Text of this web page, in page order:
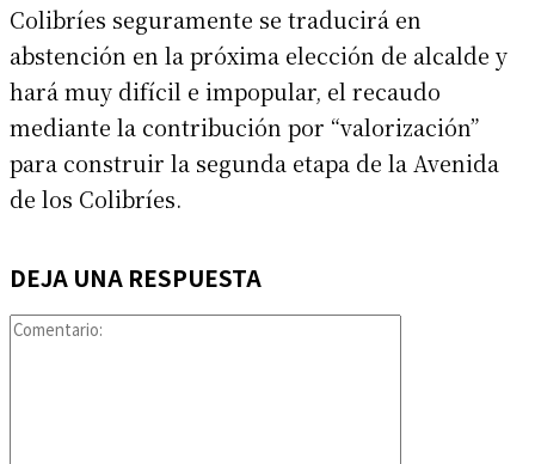
Colibríes seguramente se traducirá en
abstención en la próxima elección de alcalde y
hará muy difícil e impopular, el recaudo
mediante la contribución por “valorización”
para construir la segunda etapa de la Avenida
de los Colibríes.
DEJA UNA RESPUESTA